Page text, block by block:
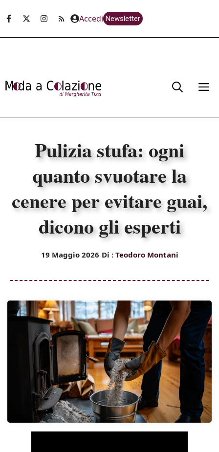
Accedi Newsletter
Pulizia stufa: ogni
quanto svuotare la
cenere per evitare guai,
dicono gli esperti
19 Maggio 2026 Di : Teodoro Montani